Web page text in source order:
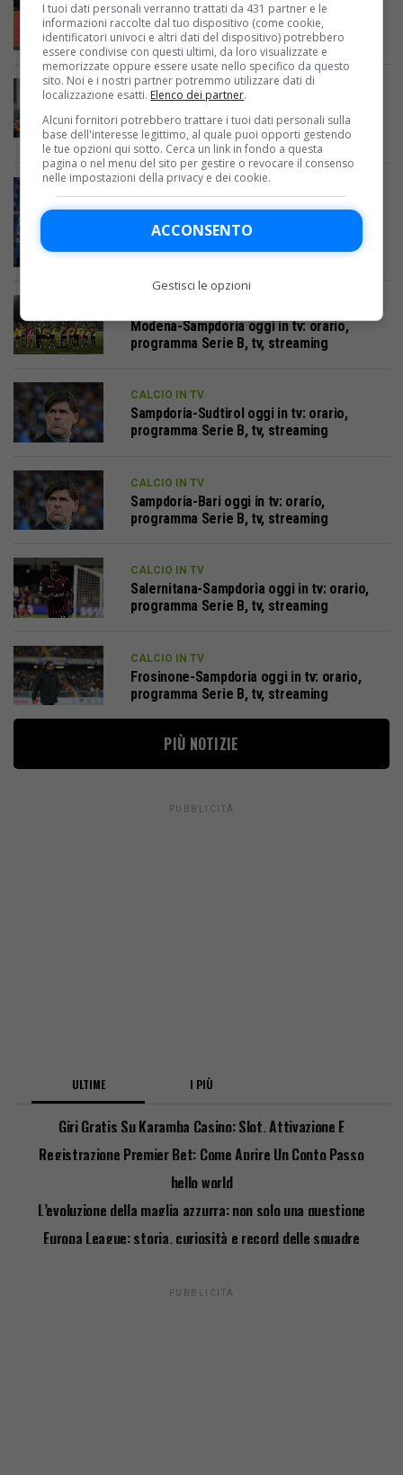
Coppa Italia: canale, programma,
streaming, probabili formazioni
CALCIO IN TV
Cittadella-Sampdoria oggi, Serie B:
orario, programma, tv, streaming,
probabili formazioni, squalificati
CALCIO IN TV
Cesena-Sampdoria oggi, Serie B: orario,
programma, tv, streaming, probabili
formazioni, squalificati
Modena-Sampdoria oggi in tv: orario,
programma Serie B, tv, streaming
CALCIO IN TV
Sampdoria-Sudtirol oggi in tv: orario,
programma Serie B, tv, streaming
CALCIO IN TV
Sampdoria-Bari oggi in tv: orario,
programma Serie B, tv, streaming
CALCIO IN TV
Salernitana-Sampdoria oggi in tv: orario,
programma Serie B, tv, streaming
CALCIO IN TV
Frosinone-Sampdoria oggi in tv: orario,
programma Serie B, tv, streaming
PIÙ NOTIZIE
PUBBLICITÀ
ULTIME I PIÙ
Giri Gratis Su Karamba Casino: Slot, Attivazione E
Requisiti
Registrazione Premier Bet: Come Aprire Un Conto Passo
Passo
hello world
L’evoluzione della maglia azzurra: non solo una questione
di stile
Europa League: storia, curiosità e record delle squadre
PUBBLICITÀ
I tuoi dati personali verranno trattati da 431 partner e le
informazioni raccolte dal tuo dispositivo (come cookie,
identificatori univoci e altri dati del dispositivo) potrebbero
essere condivise con questi ultimi, da loro visualizzate e
memorizzate oppure essere usate nello specifico da questo
sito. Noi e i nostri partner potremmo utilizzare dati di
localizzazione esatti. Elenco dei partner.
Alcuni fornitori potrebbero trattare i tuoi dati personali sulla
base dell'interesse legittimo, al quale puoi opporti gestendo
le tue opzioni qui sotto. Cerca un link in fondo a questa
pagina o nel menu del sito per gestire o revocare il consenso
nelle impostazioni della privacy e dei cookie.
ACCONSENTO
Gestisci le opzioni